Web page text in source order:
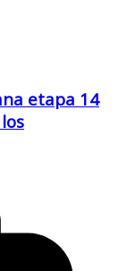
etapa 14